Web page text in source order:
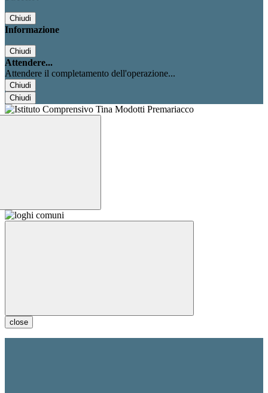
Chiudi
Informazione
Chiudi
Attendere...
Attendere il completamento dell'operazione...
Chiudi
Chiudi
close